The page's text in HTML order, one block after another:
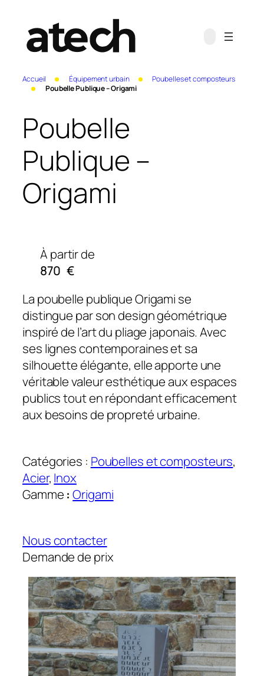
Accueil Équipement urbain
Poubelles et composteurs
Poubelle Publique – Origami
Poubelle
Publique –
Origami
À partir de
870 €
La poubelle publique Origami se
distingue par son design géométrique
inspiré de l’art du pliage japonais. Avec
ses lignes contemporaines et sa
silhouette élégante, elle apporte une
véritable valeur esthétique aux espaces
publics tout en répondant efficacement
aux besoins de propreté urbaine.
Catégories : Poubelles et composteurs
Acier, Inox
Gamme : Origami
Nous contacter
Demande de prix